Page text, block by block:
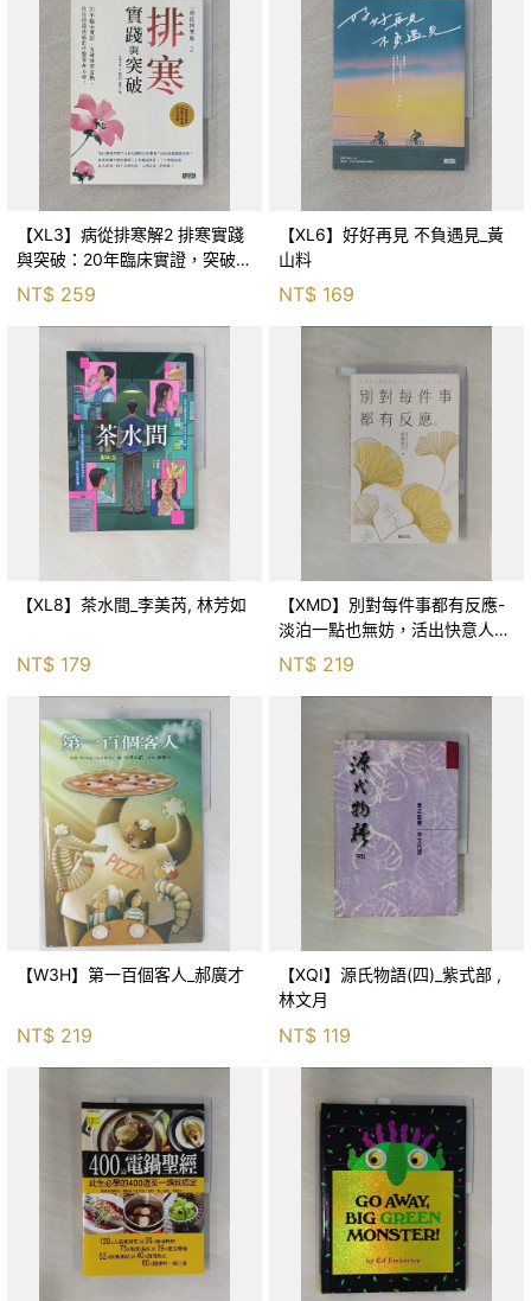
【XL3】病從排寒解2 排寒實踐
與突破：20年臨床實證，突破排
寒盲點，防治疫毒流感的中醫養
命方略！_李璧如
NT$ 259
【XL6】好好再見 不負遇見_黃
山料
NT$ 169
【XL8】茶水間_李美芮, 林芳如
NT$ 179
【XMD】別對每件事都有反應-
淡泊一點也無妨，活出快意人生
的99個禪練習！_枡野俊明, 黃
薇嬪
NT$ 219
【W3H】第一百個客人_郝廣才
NT$ 219
【XQI】源氏物語(四)_紫式部 ,
林文月
NT$ 119